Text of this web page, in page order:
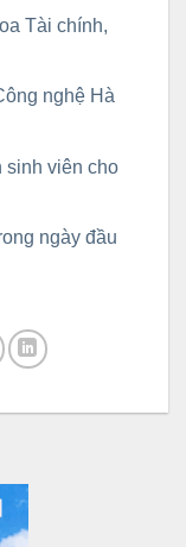
Tài chính,
nghệ Hà
sinh viên cho
ngày đầu